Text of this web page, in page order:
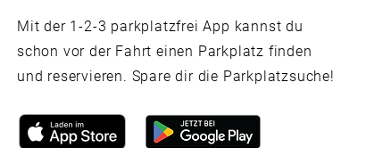
Mit der 1-2-3 parkplatzfrei App kannst du
schon vor der Fahrt einen Parkplatz finden
und reservieren. Spare dir die Parkplatzsuche!